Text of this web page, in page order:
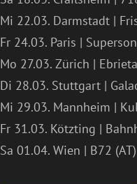
Mi 22.03. Darmstadt |
Fr 24.03. Paris |
Mo 27.03. Zürich |
Di 28.03. Stuttgart |
Mi 29.03. Mannheim |
Fr 31.03. Kötzting |
Sa 01.04. Wien | B72 (AT)